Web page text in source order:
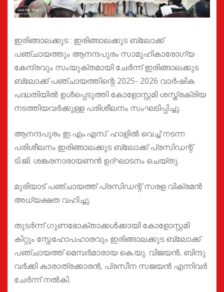
ഇരിങ്ങാലക്കുട : ഇരിങ്ങാലക്കുട ബ്ലോക്ക്‌
പഞ്ചായത്തും ആനന്ദപുരം സാമൂഹികാരോഗ്യ
കേന്ദ്രവും സംയുക്തമായി ചേർന്ന് ഇരിങ്ങാലക്കുട
ബ്ലോക്ക്‌ പഞ്ചായത്തിന്റെ 2025- 2026 വാർഷിക
പദ്ധതിയിൽ ഉൾപ്പെടുത്തി കോളോസ്റ്റമി ശസ്ത്രക്രിയ
നടത്തിയവർക്കുള്ള പരിശീലനം സംഘടിപ്പിച്ചു.
ആനന്ദപുരം ഇ.എം.എസ്. ഹാളിൽ വെച്ച് നടന്ന
പരിശീലനം ഇരിങ്ങാലക്കുട ബ്ലോക്ക് പ്രസിഡന്റ്‌
ടി.ജി. ശങ്കരനാരായണൻ ഉദ്ഘാടനം ചെയ്തു.
മുരിയാട് പഞ്ചായത്ത് പ്രസിഡന്റ്‌ സരള വിക്രമൻ
അധ്യക്ഷത വഹിച്ചു.
തുടർന്ന് ഗുണഭോക്താക്കൾക്കായി കോളോസ്റ്റമി
കിറ്റും സ്നേഹോപഹാരവും ഇരിങ്ങാലക്കുട ബ്ലോക്ക്‌
പഞ്ചായത്ത്‌ മെമ്പർമാരായ കെ.യു. വിജയൻ, ബിന്ദു
വർക്കി കാരാത്രക്കാരൻ, പ്രസീന സജയൻ എന്നിവർ
ചേർന്ന് നൽകി.